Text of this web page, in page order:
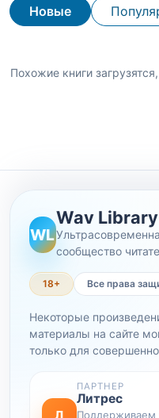
Новые
Похожие книги
WL
Wav Library
сообщество
18+ Все права
Некоторые
материалы на сайте
только для
ПАРТНЕР
Литрес
Поддерживаем